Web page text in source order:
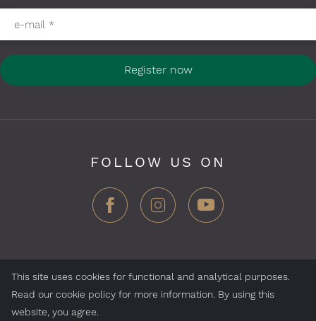
Please fill in required fields
e-mail *
Register now
FOLLOW US ON
ZEGG Hotels & Store AG, Samnaun village, CH-7563
This site uses cookies for functional and analytical purposes.
Read our cookie policy for more information. By using this
website, you agree.